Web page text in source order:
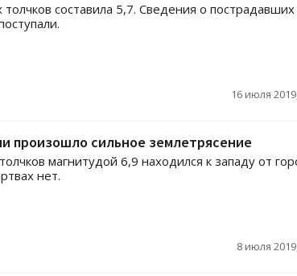
составила 5,7. Сведения о пострадавших
16 июля
произошло сильное землетрясение
магнитудой 6,9 находился к западу от
нет.
8 июля